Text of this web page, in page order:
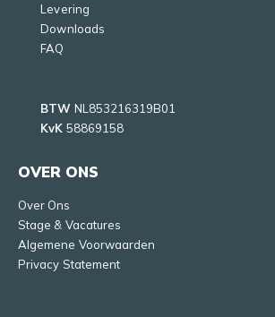
Levering
Downloads
FAQ
BTW NL853216319B01
KvK 58869158
OVER ONS
Over Ons
Stage & Vacatures
Algemene Voorwaarden
Privacy Statement